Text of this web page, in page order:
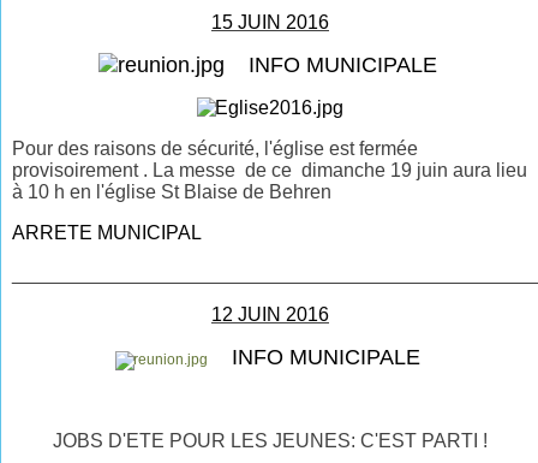
15 JUIN 2016
INFO MUNICIPALE
Pour des raisons de sécurité, l'église est fermée
provisoirement . La messe de ce dimanche 19 juin aura lieu
à 10 h en l'église St Blaise de Behren
ARRETE MUNICIPAL
12 JUIN 2016
INFO MUNICIPALE
JOBS D'ETE POUR LES JEUNES: C'EST PARTI !